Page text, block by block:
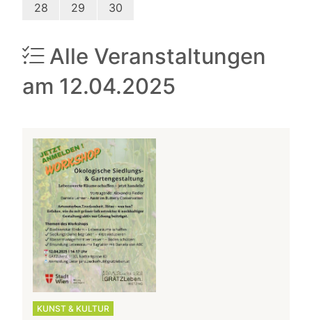
28
29 30
Alle Veranstaltungen
am 12.04.2025
KUNST & KULTUR